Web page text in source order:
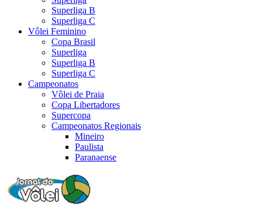
Superliga B
Superliga C
Vôlei Feminino
Copa Brasil
Superliga
Superliga B
Superliga C
Campeonatos
Vôlei de Praia
Copa Libertadores
Supercopa
Campeonatos Regionais
Mineiro
Paulista
Paranaense